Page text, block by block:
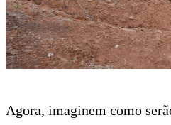
Agora, imaginem como